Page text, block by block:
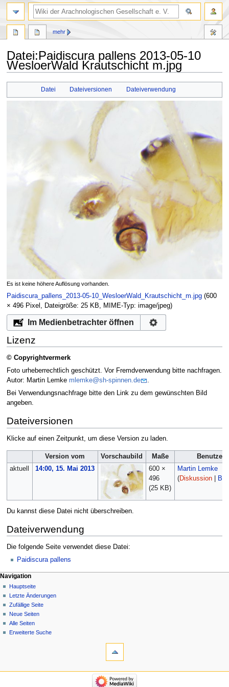
Datei:Paidiscura pallens 2013-05-10
WesloerWald Krautschicht m.jpg
Datei Dateiversionen Dateiverwendung
Es ist keine höhere Auflösung vorhanden.
Paidiscura_pallens_2013-05-10_WesloerWald_Krautschicht_m.jpg‎ (600
× 496 Pixel, Dateigröße: 25 KB, MIME-Typ: image/jpeg)
Im Medienbetrachter öffnen
Lizenz
© Copyrightvermerk
Foto urheberrechtlich geschützt. Vor Fremdverwendung bitte nachfragen.
Autor: Martin Lemke mlemke@sh-spinnen.de
.
Bei Verwendungsnachfrage bitte den Link zu dem gewünschten Bild
angeben.
Dateiversionen
Klicke auf einen Zeitpunkt, um diese Version zu laden.
Version vom Vorschaubild Maße
Benutzer
aktuell
14:00, 15. Mai 2013
600 ×
496
(25 KB)
Martin Lemke
(Diskussion|
Du kannst diese Datei nicht überschreiben.
Dateiverwendung
Die folgende Seite verwendet diese Datei:
Paidiscura pallens
mehr
Navigation
Hauptseite
Letzte Änderungen
Zufällige Seite
Neue Seiten
Alle Seiten
Erweiterte Suche